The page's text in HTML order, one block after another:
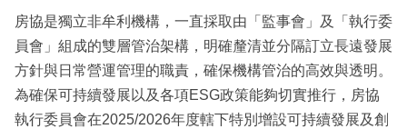
房協是獨立非牟利機構，一直採取由「監事會」及「執行委
員會」組成的雙層管治架構，明確釐清並分隔訂立長遠發展
方針與日常營運管理的職責，確保機構管治的高效與透明。
為確保可持續發展以及各項ESG政策能夠切實推行，房協
執行委員會在2025/2026年度轄下特別增設可持續發展及創